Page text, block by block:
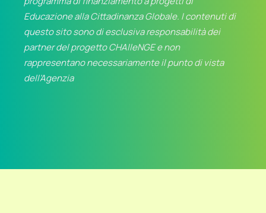
Educazione alla Cittadinanza Globale. I contenuti di
questo sito sono di esclusiva responsabilità dei
partner del progetto CHAlleNGE e non
rappresentano necessariamente il punto di vista
dell’Agenzia